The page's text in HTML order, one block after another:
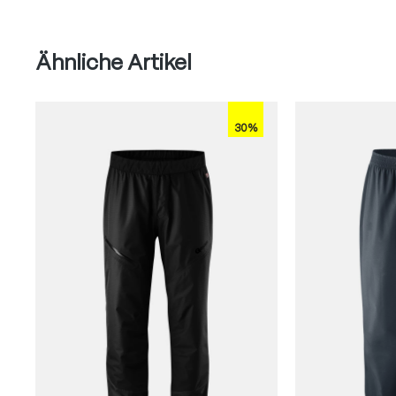
Produktgalerie überspringen
Ähnliche Artikel
30%